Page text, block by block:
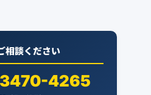
相談ください
4265